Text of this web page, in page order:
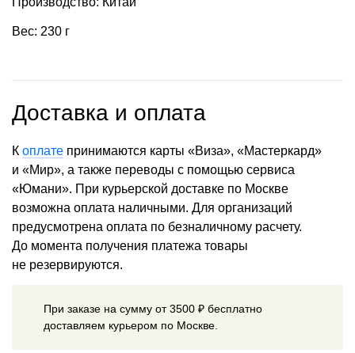
Вес: 230 г
Доставка и оплата
К оплате принимаются карты «Виза», «Мастеркард»
и «Мир», а также переводы с помощью сервиса
«Юмани». При курьерской доставке по Москве
возможна оплата наличными. Для организаций
предусмотрена оплата по безналичному расчету.
До момента получения платежа товары
не резервируются.
При заказе на сумму от 3500 ₽ бесплатно
доставляем курьером по Москве.